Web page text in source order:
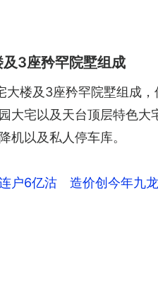
3座矜罕院墅组成
大楼及3座矜罕院墅组成
大宅以及天台顶层特色大
机以及私人停车库。
户6亿沽 造价创今年九